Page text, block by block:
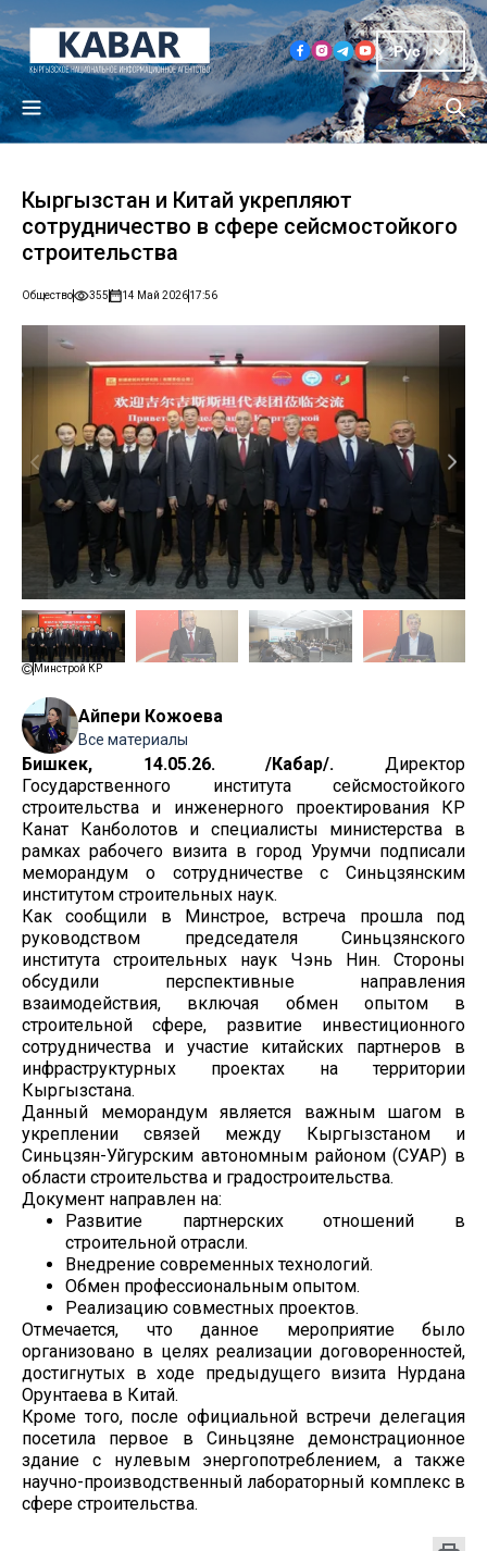
Рус
Кыргызстан и Китай укрепляют
сотрудничество в сфере сейсмостойкого
строительства
Общество 355 14 Май 202617:56
Минстрой КР
Айпери Кожоева
Все материалы
Бишкек, 14.05.26. /Кабар/. Директор
Государственного института сейсмостойкого
строительства и инженерного проектирования КР
Канат Канболотов и специалисты министерства в
рамках рабочего визита в город Урумчи подписали
меморандум о сотрудничестве с Синьцзянским
институтом строительных наук.
Как сообщили в Минстрое, встреча прошла под
руководством председателя Синьцзянского
института строительных наук Чэнь Нин. Стороны
обсудили перспективные направления
взаимодействия, включая обмен опытом в
строительной сфере, развитие инвестиционного
сотрудничества и участие китайских партнеров в
инфраструктурных проектах на территории
Кыргызстана.
Данный меморандум является важным шагом в
укреплении связей между Кыргызстаном и
Синьцзян-Уйгурским автономным районом (СУАР) в
области строительства и градостроительства.
Документ направлен на:
Развитие партнерских отношений в
строительной отрасли.
Внедрение современных технологий.
Обмен профессиональным опытом.
Реализацию совместных проектов.
Отмечается, что данное мероприятие было
организовано в целях реализации договоренностей,
достигнутых в ходе предыдущего визита Нурдана
Орунтаева в Китай.
Кроме того, после официальной встречи делегация
посетила первое в Синьцзяне демонстрационное
здание с нулевым энергопотреблением, а также
научно-производственный лабораторный комплекс в
сфере строительства.